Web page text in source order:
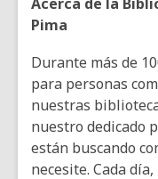
Pima
Durante más de
para personas
nuestras
nuestro dedicado
están buscando
necesite. Cada